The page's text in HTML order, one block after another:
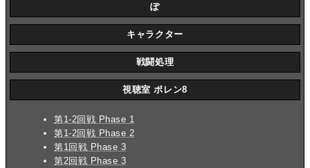
ぽ
キャラクター
戦闘処理
視聴室 ポレン8
第1-2回戦 Phase 1
第1-2回戦 Phase 2
第1回戦 Phase 3
第2回戦 Phase 3